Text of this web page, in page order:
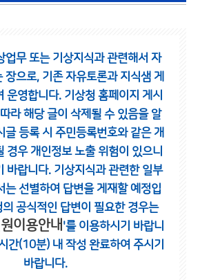
업무 또는 기상지식과 관련해서 자
장으로, 기존 자유토론과 지식샘 게
운영합니다. 기상청 홈페이지 게시
라 해당 글이 삭제될 수 있음을 알
글 등록 시 주민등록번호와 같은 개
경우 개인정보 노출 위험이 있으니
바랍니다. 기상지식과 관련한 일부
는 선별하여 답변을 게재할 예정입
공식적인 답변이 필요한 경우는
이용안내 '를 이용하시기 바랍니
간(10분) 내 작성 완료하여 주시기
바랍니다.